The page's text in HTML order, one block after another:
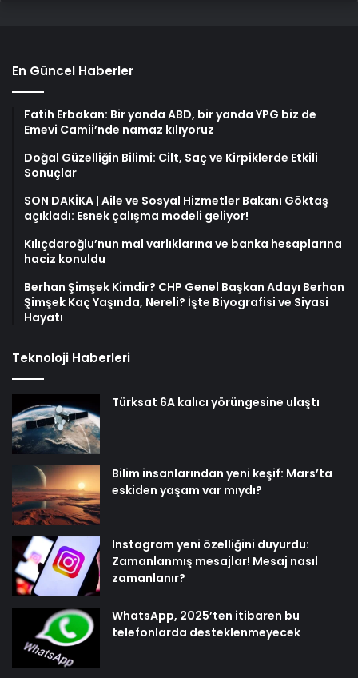
En Güncel Haberler
Fatih Erbakan: Bir yanda ABD, bir yanda YPG biz de
Emevi Camii’nde namaz kılıyoruz
Doğal Güzelliğin Bilimi: Cilt, Saç ve Kirpiklerde Etkili
Sonuçlar
SON DAKİKA | Aile ve Sosyal Hizmetler Bakanı Göktaş
açıkladı: Esnek çalışma modeli geliyor!
Kılıçdaroğlu’nun mal varlıklarına ve banka hesaplarına
haciz konuldu
Berhan Şimşek Kimdir? CHP Genel Başkan Adayı Berhan
Şimşek Kaç Yaşında, Nereli? İşte Biyografisi ve Siyasi
Hayatı
Teknoloji Haberleri
Türksat 6A kalıcı yörüngesine ulaştı
Bilim insanlarından yeni keşif: Mars’ta
eskiden yaşam var mıydı?
Instagram yeni özelliğini duyurdu:
Zamanlanmış mesajlar! Mesaj nasıl
zamanlanır?
WhatsApp, 2025’ten itibaren bu
telefonlarda desteklenmeyecek